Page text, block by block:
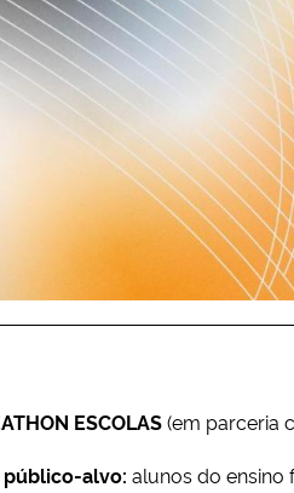
ESCOLAS(em parceria
público-alvo: alunos do ensino